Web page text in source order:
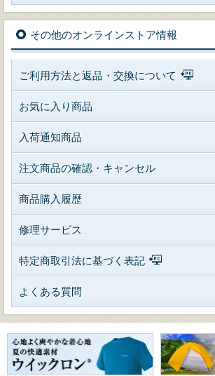
その他のオンラインストア情報
ご利用方法と返品・交換について
お気に入り商品
入荷通知商品
注文商品の確認・キャンセル
商品購入履歴
修理サービス
特定商取引法に基づく表記
よくある質問